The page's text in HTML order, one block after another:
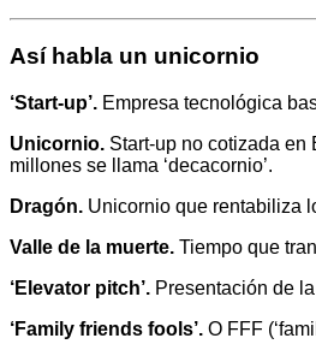
Así habla un unicornio
‘Start-up’. Empresa tecnológica
Unicornio. Start-up no cotizada
millones se llama ‘decacornio’.
Dragón. Unicornio que rentabiliza
Valle de la muerte. Tiempo que
‘Elevator pitch’. Presentación de
‘Family friends fools’. O FFF